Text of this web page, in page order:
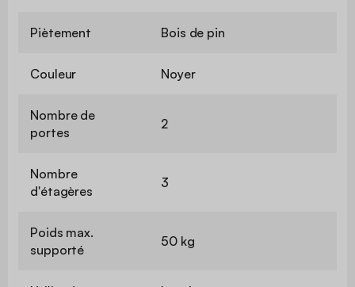
Piètement Bois de pin
Couleur Noyer
Nombre de
portes
2
Nombre
d'étagères
3
Poids max.
supporté
50 kg